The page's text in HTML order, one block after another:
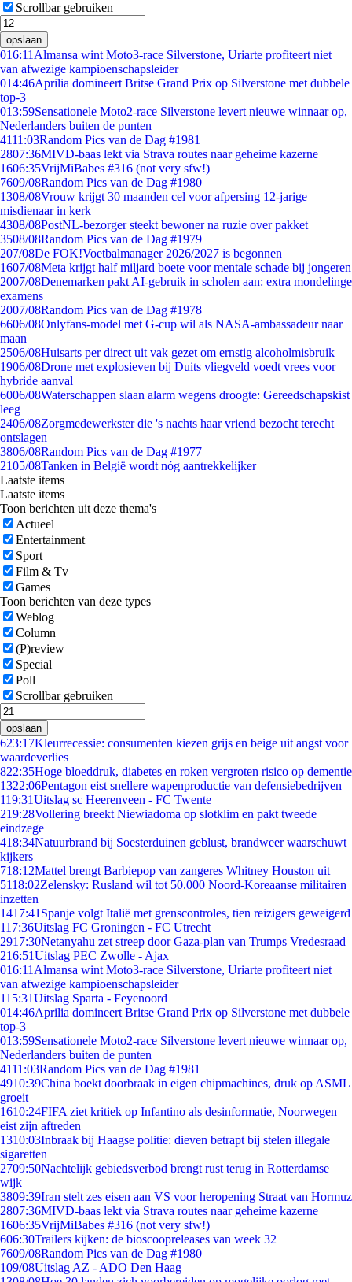
Scrollbar gebruiken
opslaan
016:11 Almansa wint Moto3-race Silverstone, Uriarte profiteert niet
van afwezige kampioenschapsleider
014:46Aprilia domineert Britse Grand Prix op Silverstone met dubbele
top-3
013:59Sensationele Moto2-race Silverstone levert nieuwe winnaar op,
Nederlanders buiten de punten
4111:03Random Pics van de Dag #1981
2807:36MIVD-baas lekt via Strava routes naar geheime kazerne
1606:35VrijMiBabes #316 (not very sfw!)
7609/08Random Pics van de Dag #1980
1308/08Vrouw krijgt 30 maanden cel voor afpersing 12-jarige
misdienaar in kerk
4308/08PostNL-bezorger steekt bewoner na ruzie over pakket
3508/08Random Pics van de Dag #1979
207/08De FOK!Voetbalmanager 2026/2027 is begonnen
1607/08Meta krijgt half miljard boete voor mentale schade bij jongeren
2007/08Denemarken pakt AI-gebruik in scholen aan: extra mondelinge
examens
2007/08Random Pics van de Dag #1978
6606/08Onlyfans-model met G-cup wil als NASA-ambassadeur naar
maan
2506/08Huisarts per direct uit vak gezet om ernstig alcoholmisbruik
1906/08Drone met explosieven bij Duits vliegveld voedt vrees voor
hybride aanval
6006/08Waterschappen slaan alarm wegens droogte: Gereedschapskist
leeg
2406/08Zorgmedewerkster die 's nachts haar vriend bezocht terecht
ontslagen
3806/08Random Pics van de Dag #1977
2105/08Tanken in België wordt nóg aantrekkelijker
Laatste items
Laatste items
Toon berichten uit deze thema's
Actueel
Entertainment
Sport
Film & Tv
Games
Toon berichten van deze types
Weblog
Column
(P)review
Special
Poll
Scrollbar gebruiken
opslaan
623:17Kleurrecessie: consumenten kiezen grijs en beige uit angst voor
waardeverlies
822:35Hoge bloeddruk, diabetes en roken vergroten risico op dementie
1322:06Pentagon eist snellere wapenproductie van defensiebedrijven
119:31Uitslag sc Heerenveen - FC Twente
219:28Vollering breekt Niewiadoma op slotklim en pakt tweede
eindzege
418:34Natuurbrand bij Soesterduinen geblust, brandweer waarschuwt
kijkers
718:12Mattel brengt Barbiepop van zangeres Whitney Houston uit
5118:02Zelensky: Rusland wil tot 50.000 Noord-Koreaanse militairen
inzetten
1417:41 Spanje volgt Italië met grenscontroles, tien reizigers geweigerd
117:36Uitslag FC Groningen - FC Utrecht
2917:30Netanyahu zet streep door Gaza-plan van Trumps Vredesraad
216:51Uitslag PEC Zwolle - Ajax
016:11 Almansa wint Moto3-race Silverstone, Uriarte profiteert niet
van afwezige kampioenschapsleider
115:31Uitslag Sparta - Feyenoord
014:46Aprilia domineert Britse Grand Prix op Silverstone met dubbele
top-3
013:59Sensationele Moto2-race Silverstone levert nieuwe winnaar op,
Nederlanders buiten de punten
4111:03Random Pics van de Dag #1981
4910:39China boekt doorbraak in eigen chipmachines, druk op ASML
groeit
1610:24FIFA ziet kritiek op Infantino als desinformatie, Noorwegen
eist zijn aftreden
1310:03Inbraak bij Haagse politie: dieven betrapt bij stelen illegale
sigaretten
2709:50Nachtelijk gebiedsverbod brengt rust terug in Rotterdamse
wijk
3809:39Iran stelt zes eisen aan VS voor heropening Straat van Hormuz
2807:36MIVD-baas lekt via Strava routes naar geheime kazerne
1606:35VrijMiBabes #316 (not very sfw!)
606:30Trailers kijken: de bioscoopreleases van week 32
7609/08Random Pics van de Dag #1980
109/08Uitslag AZ - ADO Den Haag